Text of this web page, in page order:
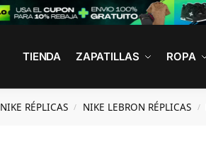
TIENDA ZAPATILLAS ROPA
NIKE RÉPLICAS / NIKE LEBRON RÉPLICAS /